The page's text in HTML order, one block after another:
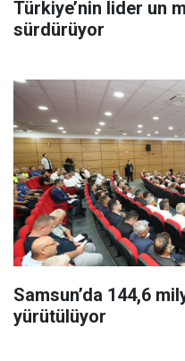
Türkiye’nin lider un
sürdürüyor
Samsun’da 144,6
yürütülüyor